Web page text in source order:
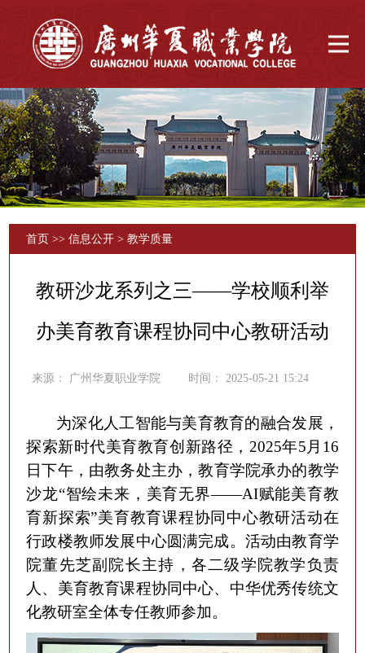
首页 >> 信息公开> 教学质量
教研沙龙系列之三——学校顺利举
办美育教育课程协同中心教研活动
来源： 广州华夏职业学院 时间： 2025-05-21 15:24
为深化人工智能与美育教育的融合发展，
探索新时代美育教育创新路径， 2025年5月16
日下午， 由教务处主办，教育学院承办的教学
沙龙“智绘未来，美育无界——AI赋能美育教
育新探索”美育教育课程协同中心教研活动在
行政楼教师发展中心圆满完成。 活动由教育学
院董先芝副院长主持，各二级学院教学负责
人、美育教育课程协同中心、中华优秀传统文
化教研室全体专任教师参加。